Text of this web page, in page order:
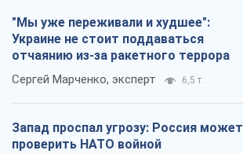
"Мы уже переживали и худшее":
Украине не стоит поддаваться
отчаянию из-за ракетного террора
Сергей Марченко, эксперт 6,5 т.
Запад проспал угрозу: Россия может
проверить НАТО войной